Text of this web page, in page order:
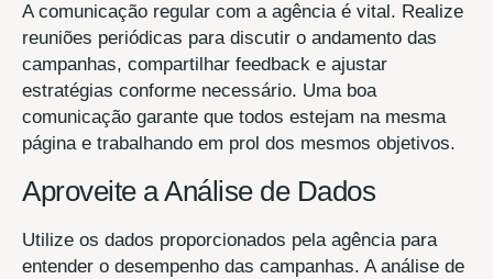
A comunicação regular com a agência é vital. Realize
reuniões periódicas para discutir o andamento das
campanhas, compartilhar feedback e ajustar
estratégias conforme necessário. Uma boa
comunicação garante que todos estejam na mesma
página e trabalhando em prol dos mesmos objetivos.
Aproveite a Análise de Dados
Utilize os dados proporcionados pela agência para
entender o desempenho das campanhas. A análise de